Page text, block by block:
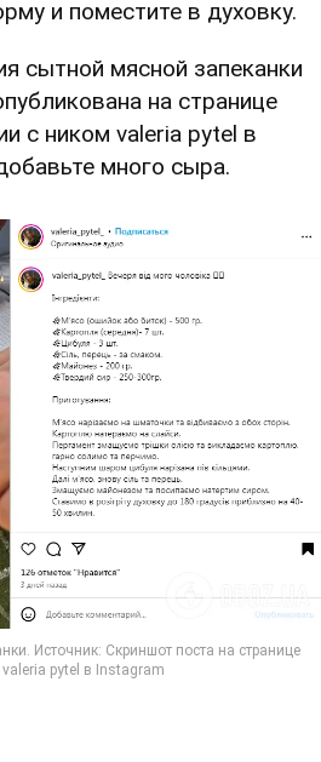
и поместите в духовку.
сытной мясной запеканки
на странице
с ником valeria pytel в
много сыра.